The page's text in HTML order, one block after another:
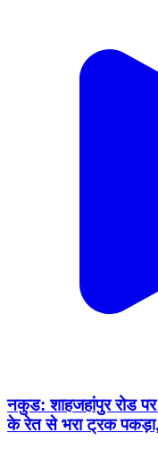
नकुड: शाहजहांपुर रोड
के रेत से भरा ट्रक